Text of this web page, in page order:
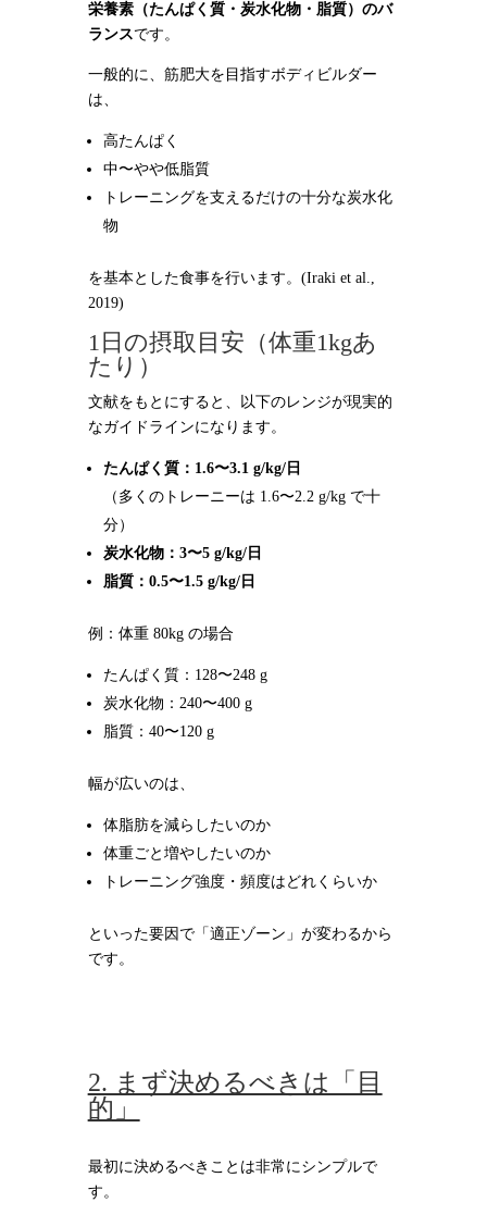
栄養素（たんぱく質・炭水化物・脂質）のバ
ランスです。
一般的に、筋肥大を目指すボディビルダー
は、
高たんぱく
中〜やや低脂質
トレーニングを支えるだけの十分な炭水化
物
を基本とした食事を行います。(Iraki et al.,
2019)
1日の摂取目安（体重1kgあ
たり）
文献をもとにすると、以下のレンジが現実的
なガイドラインになります。
たんぱく質：1.6〜3.1 g/kg/日
（多くのトレーニーは 1.6〜2.2 g/kg で十
分）
炭水化物：3〜5 g/kg/日
脂質：0.5〜1.5 g/kg/日
例：体重 80kg の場合
たんぱく質：128〜248 g
炭水化物：240〜400 g
脂質：40〜120 g
幅が広いのは、
体脂肪を減らしたいのか
体重ごと増やしたいのか
トレーニング強度・頻度はどれくらいか
といった要因で「適正ゾーン」が変わるから
です。
2. まず決めるべきは「目
的」
最初に決めるべきことは非常にシンプルで
す。